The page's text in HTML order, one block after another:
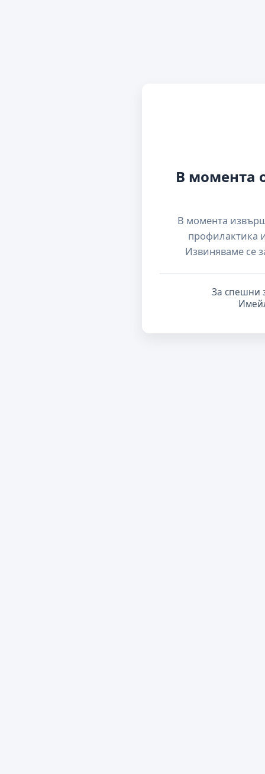
В момента
В момента
профилактика
Извиняваме се
За спешни